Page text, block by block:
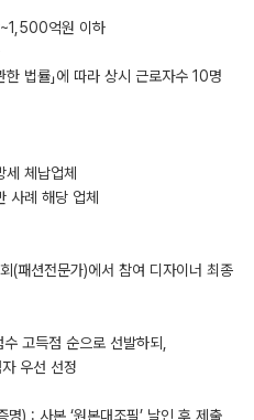
억원 이하
법률」에 따라 상시 근로자수 10명
체납업체
사례 해당 업체
(패션전문가)에서 참여 디자이너 최종
고득점 순으로 선발하되,
우선 선정
) : 사본 ‘원본대조필’ 날인 후 제출